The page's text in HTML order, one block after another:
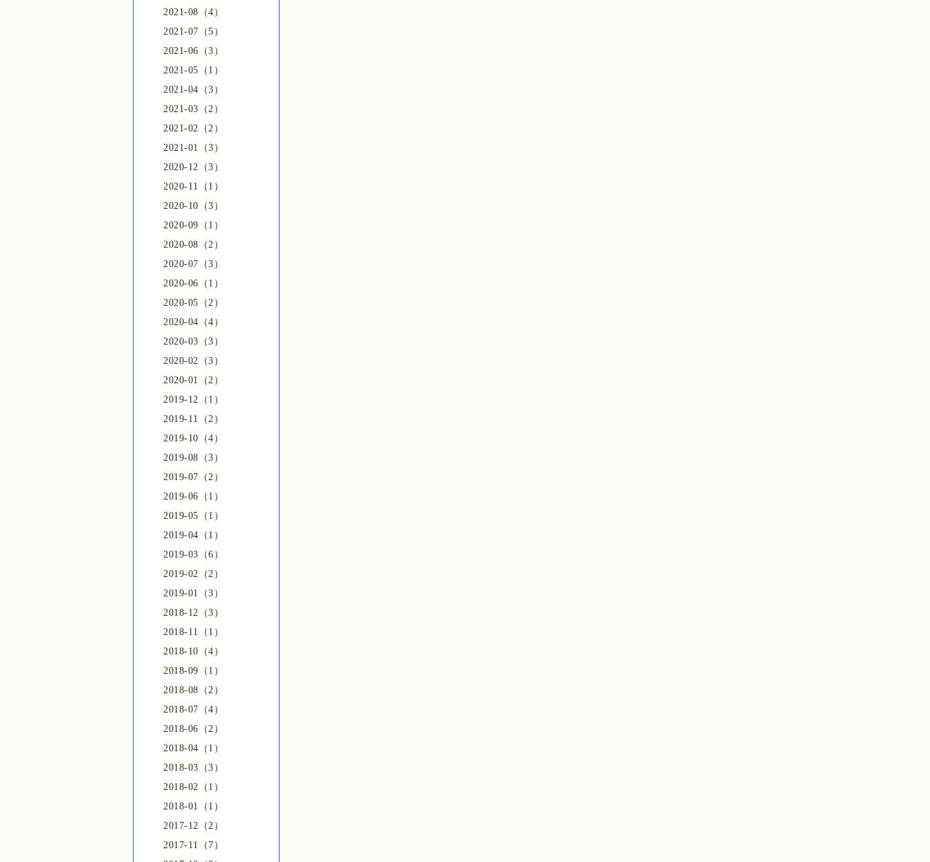
2021-08（4）
2021-07（5）
2021-06（3）
2021-05（1）
2021-04（3）
2021-03（2）
2021-02（2）
2021-01（3）
2020-12（3）
2020-11（1）
2020-10（3）
2020-09（1）
2020-08（2）
2020-07（3）
2020-06（1）
2020-05（2）
2020-04（4）
2020-03（3）
2020-02（3）
2020-01（2）
2019-12（1）
2019-11（2）
2019-10（4）
2019-08（3）
2019-07（2）
2019-06（1）
2019-05（1）
2019-04（1）
2019-03（6）
2019-02（2）
2019-01（3）
2018-12（3）
2018-11（1）
2018-10（4）
2018-09（1）
2018-08（2）
2018-07（4）
2018-06（2）
2018-04（1）
2018-03（3）
2018-02（1）
2018-01（1）
2017-12（2）
2017-11（7）